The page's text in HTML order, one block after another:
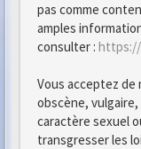
pas comme
amples
consulter :
Vous acceptez de
obscène,
caractère sexuel
transgresser les